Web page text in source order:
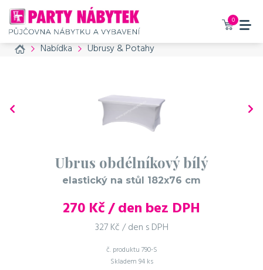
0
Home Nabídka Ubrusy & Potahy
Ubrus obdélníkový bílý
elastický na stůl 182x76 cm
270 Kč / den bez DPH
327 Kč / den s DPH
č. produktu 790-S
Skladem 94 ks